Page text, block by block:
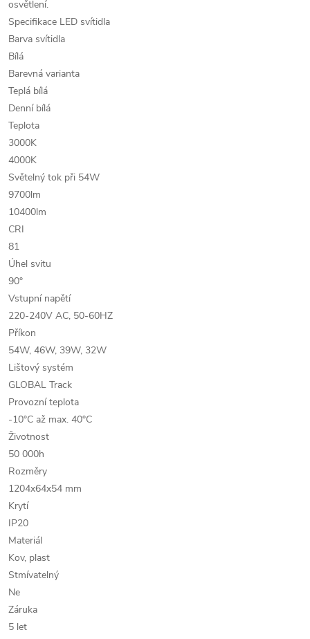
osvětlení.
Specifikace LED svítidla
Barva svítidla
Bílá
Barevná varianta
Teplá bílá
Denní bílá
Teplota
3000K
4000K
Světelný tok při 54W
9700lm
10400lm
CRI
81
Úhel svitu
90°
Vstupní napětí
220-240V AC, 50-60HZ
Příkon
54W, 46W, 39W, 32W
Lištový systém
GLOBAL Track
Provozní teplota
-10°C až max. 40°C
Životnost
50 000h
Rozměry
1204x64x54 mm
Krytí
IP20
Materiál
Kov, plast
Stmívatelný
Ne
Záruka
5 let